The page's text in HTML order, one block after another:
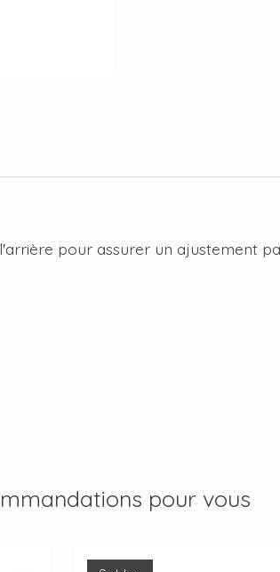
pour assurer un ajustement
pour vous